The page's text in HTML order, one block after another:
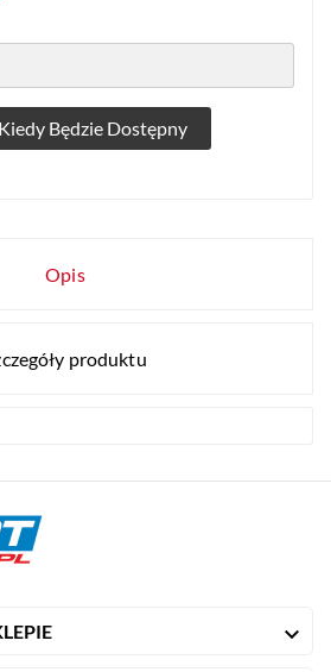
Będzie Dostępny
Opis
produktu
